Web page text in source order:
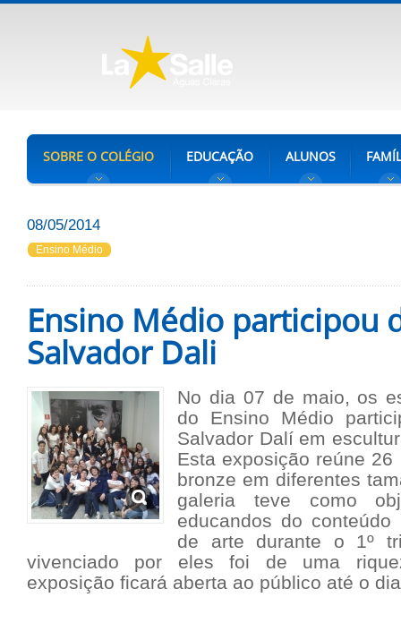
SOBRE O COLÉGIO EDUCAÇÃO ALUNOS
08/05/2014
Ensino Médio
Ensino Médio participou
Salvador Dali
No dia 07 de maio, os
do Ensino Médio
Salvador Dalí em
Esta exposição reúne
bronze em diferentes
galeria teve como
educandos do
de arte durante o 1º
vivenciado por eles foi de uma
exposição ficará aberta ao público até o